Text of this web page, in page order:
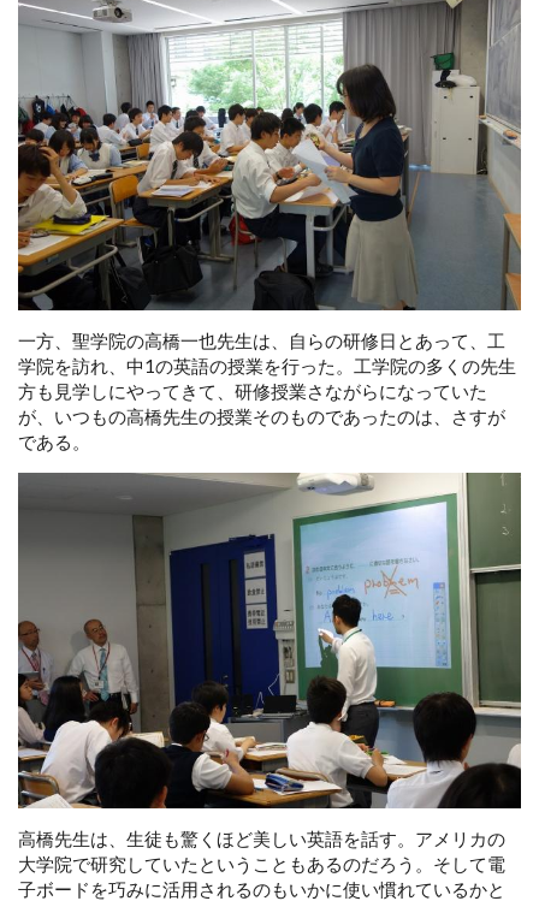
一方、聖学院の高橋一也先生は、自らの研修日とあって、工
学院を訪れ、中1の英語の授業を行った。工学院の多くの先生
方も見学しにやってきて、研修授業さながらになっていた
が、いつもの高橋先生の授業そのものであったのは、さすが
である。
高橋先生は、生徒も驚くほど美しい英語を話す。アメリカの
大学院で研究していたということもあるのだろう。そして電
子ボードを巧みに活用されるのもいかに使い慣れているかと